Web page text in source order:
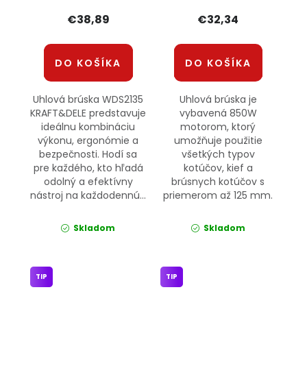
€38,89
DO KOŠÍKA
Uhlová brúska WDS2135
KRAFT&DELE predstavuje
ideálnu kombináciu
výkonu, ergonómie a
bezpečnosti. Hodí sa
pre každého, kto hľadá
odolný a efektívny
nástroj na každodennú...
Skladom
€32,34
DO KOŠÍKA
Uhlová brúska je
vybavená 850W
motorom, ktorý
umožňuje použitie
všetkých typov
kotúčov, kief a
brúsnych kotúčov s
priemerom až 125 mm.
Skladom
TIP TIP